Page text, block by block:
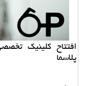
افتتاح کلینیک
پلاسما